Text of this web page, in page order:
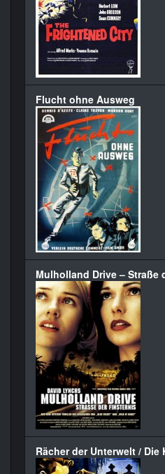
Flucht ohne Ausweg
Mulholland Drive – Straße
Rächer der Unterwelt / Die